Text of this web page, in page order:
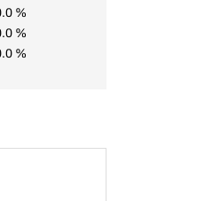
%
%
%